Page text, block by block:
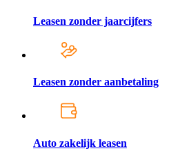
Leasen zonder jaarcijfers
Leasen zonder aanbetaling
Auto zakelijk leasen